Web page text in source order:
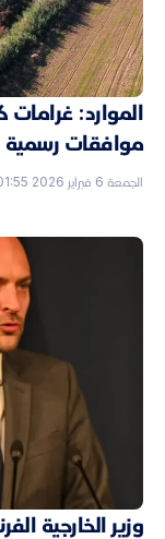
الموارد: غرامات
موافقات رسمية
الجمعة 6 فبراير 2026 01:55 م
وزير الخارجية